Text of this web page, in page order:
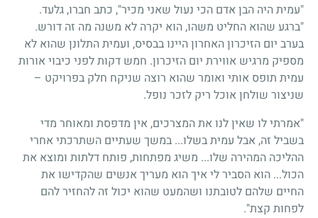
"עמית היה הבן אדם הכי נעול שאני מכיר", כתב חברו, גלעד.
"ברגע שהוא החליט משהו, הוא יקרה לא משנה מה זה דורש.
בערב יום הזיכרון האחרון היינו בבסיס, ועמית התלונן שהוא לא
מספיק מרגיש אווירת יום הזיכרון. חמש דקות לפני כיבוי אורות
עמית תופס אותי ואומר שהוא רוצה שניקח חלק בפרויקט –
שניצור שולחן אוכל ריק לזכר נופל.
"אמרתי לו שאין לנו את המצרכים, אין מדפסת ומאוחר מדי
בשביל זה, אבל עמית בשלו... במשך שעתיים השתרכתי אחרי
ההליכה המהירה שלו... משיג מפתחות, פותח דלתות ומוצא את
הכול... הוא הסביר לי איך הוא מעריך אנשים שהקדישו את
החיים שלהם לטובתנו ושהמעט שהוא יכול זה להחזיר להם
לפחות קצת".